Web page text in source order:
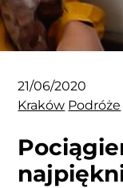
21/06/2020
Kraków Podróże